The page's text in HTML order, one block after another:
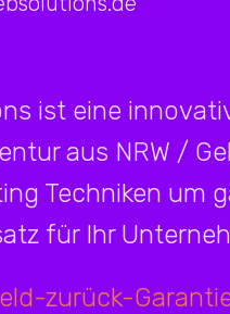
ist eine
aus NRW /
Techniken um
für Ihr
zurück-